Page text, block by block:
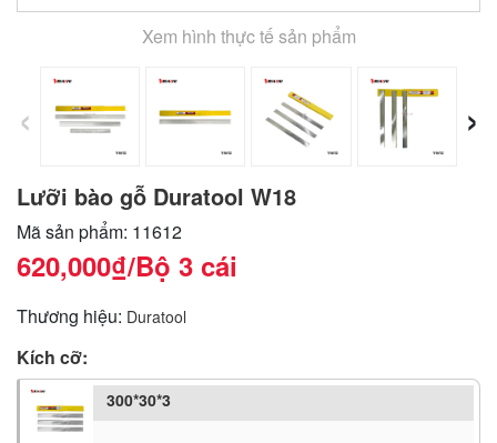
Xem hình thực tế sản phẩm
‹ ›
Lưỡi bào gỗ Duratool W18
Mã sản phẩm: 11612
620,000₫/Bộ 3 cái
Thương hiệu: Duratool
Kích cỡ:
300*30*3